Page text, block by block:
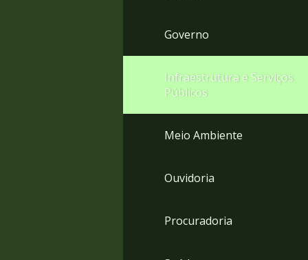
Governo
Infraestrutura e Serviços
Públicos
Meio Ambiente
Ouvidoria
Procuradoria